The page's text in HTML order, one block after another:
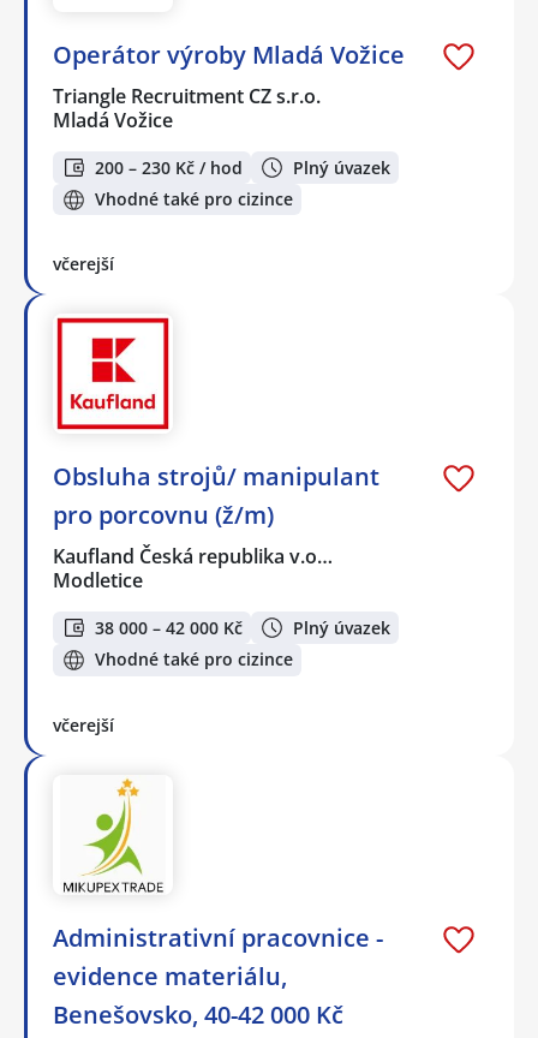
Operátor výroby Mladá Vožice
Triangle Recruitment CZ s.r.o.
Mladá Vožice
200 – 230 Kč / hod
Plný úvazek
Vhodné také pro cizince
včerejší
Obsluha strojů/ manipulant
pro porcovnu (ž/m)
Kaufland Česká republika v.o…
Modletice
38 000 – 42 000 Kč
Plný úvazek
Vhodné také pro cizince
včerejší
Administrativní pracovnice -
evidence materiálu,
Benešovsko, 40-42 000 Kč